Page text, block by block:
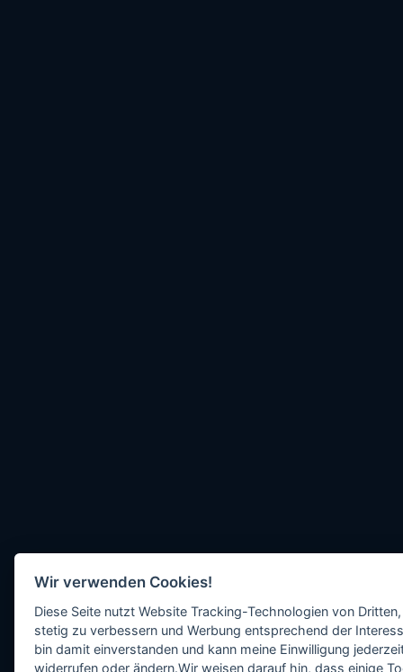
Wir verwenden Cookies!
Diese Seite nutzt Website Tracking-Technologien von
stetig zu verbessern und Werbung entsprechend der
bin damit einverstanden und kann meine Einwilligung
widerrufen oder ändern.Wir weisen darauf hin, dass einige